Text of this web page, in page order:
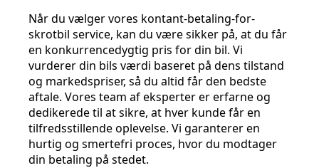
Når du vælger vores kontant-betaling-for-
skrotbil service, kan du være sikker på, at du får
en konkurrencedygtig pris for din bil. Vi
vurderer din bils værdi baseret på dens tilstand
og markedspriser, så du altid får den bedste
aftale. Vores team af eksperter er erfarne og
dedikerede til at sikre, at hver kunde får en
tilfredsstillende oplevelse. Vi garanterer en
hurtig og smertefri proces, hvor du modtager
din betaling på stedet.